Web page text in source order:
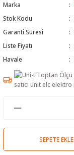
Cihazları
Marka
Stok Kodu
Garanti Süresi
Liste Fiyatı
Havale
SEPETE EKLE